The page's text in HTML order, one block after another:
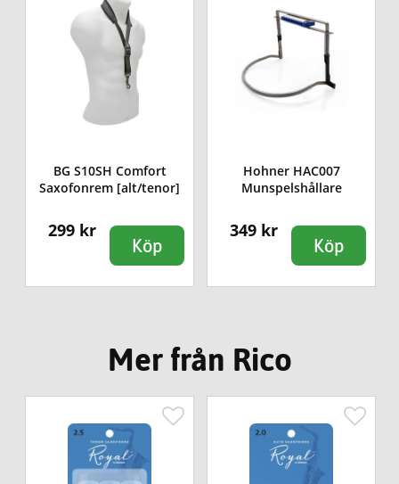
BG S10SH Comfort
Saxofonrem [alt/tenor]
299 kr
Köp
Hohner HAC007
Munspelshållare
349 kr
Köp
Mer från Rico